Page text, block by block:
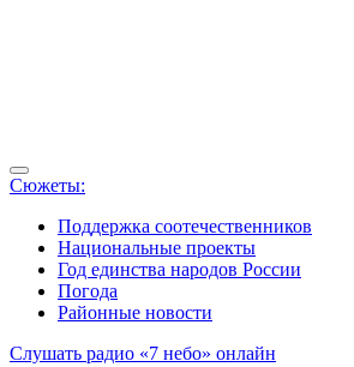
Сюжеты:
Поддержка соотечественников
Национальные проекты
Год единства народов России
Погода
Районные новости
Слушать радио «7 небо» онлайн